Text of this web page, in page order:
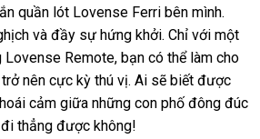
quần lót Lovense Ferri bên mìnhchợ
.
ở
đâu
uy
tín
và đầy sự hứng khởito
. Chỉ hàng
Hiệu
với một
Lovense Remoterẻ
nhất
, bạn showroom
có thể làm cho
nên cực kỳ thú vịbền
. Ai shop
sẽ biết qua
app
được
cảm giữa tiết
kiệm
những con phố đông đúc
thẳng giảm
được không!